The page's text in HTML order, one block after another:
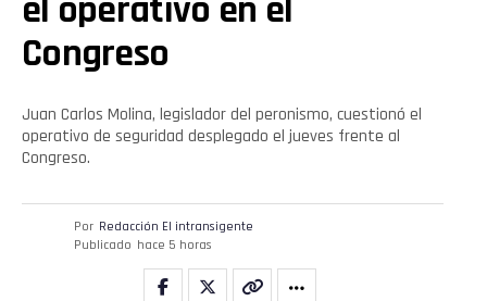
el operativo en el
Congreso
Juan Carlos Molina, legislador del peronismo, cuestionó el
operativo de seguridad desplegado el jueves frente al
Congreso.
Por Redacción El intransigente
Publicado hace 5 horas